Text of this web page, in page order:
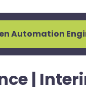
Automation
|